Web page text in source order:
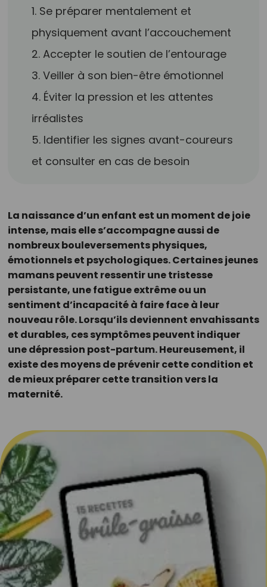
1. Se préparer mentalement et
physiquement avant l’accouchement
2. Accepter le soutien de l’entourage
3. Veiller à son bien-être émotionnel
4. Éviter la pression et les attentes
irréalistes
5. Identifier les signes avant-coureurs
et consulter en cas de besoin
La naissance d’un enfant est un moment de joie
intense, mais elle s’accompagne aussi de
nombreux bouleversements physiques,
émotionnels et psychologiques. Certaines jeunes
mamans peuvent ressentir une tristesse
persistante, une fatigue extrême ou un
sentiment d’incapacité à faire face à leur
nouveau rôle. Lorsqu’ils deviennent envahissants
et durables, ces symptômes peuvent indiquer
une dépression post-partum. Heureusement, il
existe des moyens de prévenir cette condition et
de mieux préparer cette transition vers la
maternité.